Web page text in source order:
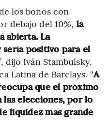
los bonos con
debajo del 10%, la
abierta. La
positivo para el
dijo Iván Stambulsky,
Latina de Barclays. “A
que el próximo
las elecciones, por lo
liquidez más grande